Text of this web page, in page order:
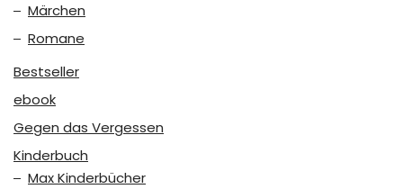
Märchen
Romane
Bestseller
ebook
Gegen das Vergessen
Kinderbuch
Max Kinderbücher